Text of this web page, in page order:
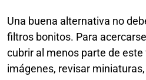
Una buena alternativa no
filtros bonitos. Para
cubrir al menos parte de
imágenes, revisar